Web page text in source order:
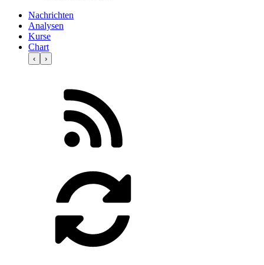
Nachrichten
Analysen
Kurse
Chart
‹ ›